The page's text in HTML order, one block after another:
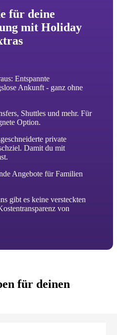
für deine
mit Holiday
Entspannte
Ankunft - ganz ohne
Shuttles und mehr. Für
Option.
private
Damit du mit
Angebote für Familien
gibt es keine versteckten
von
für deinen